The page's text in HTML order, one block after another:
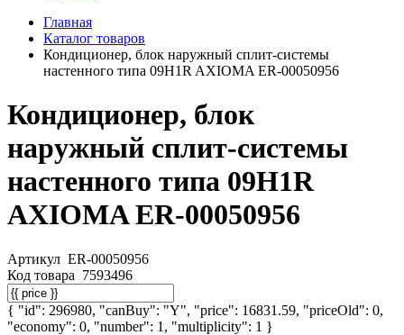
Главная
Каталог товаров
Кондиционер, блок наружный сплит-системы
настенного типа 09H1R AXIOMA ER-00050956
Кондиционер, блок
наружный сплит-системы
настенного типа 09H1R
AXIOMA ER-00050956
Артикул ER-00050956
Код товара 7593496
{ "id": 296980, "canBuy": "Y", "price": 16831.59, "priceOld": 0,
"economy": 0, "number": 1, "multiplicity": 1 }